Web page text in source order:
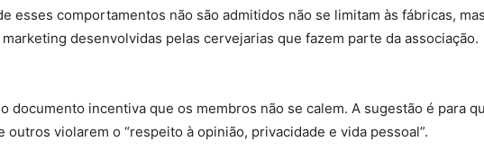
esses comportamentos não são admitidos não se limitam às fábricas,
desenvolvidas pelas cervejarias que fazem parte da associação.
documento incentiva que os membros não se calem. A sugestão é para
violarem o “respeito à opinião, privacidade e vida pessoal”.